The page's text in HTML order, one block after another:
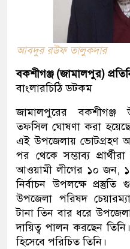
আবদুর রউফ তালুকদার
বকশীগঞ্জ (জামালপুর)
বাংলারচিঠি ডটকম
জামালপুরের বকশীগঞ্জ
তফসিল ঘোষণা করা
এই উপজেলায় ভোটগ্রহণ
পর থেকে সম্ভাব্য
আওয়ামী লীগের ১০ জন, ১
নির্বাচন উপলক্ষে প্রস্তুতি
উপজেলা পরিষদ
টানা তিন বার ধরে
দায়িত্ব পালন করছেন
হিসেবে পরিচিত তিনি।